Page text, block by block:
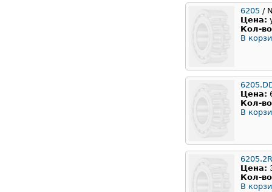
6205 /
Цена:
Кол-
В
Цена:
Кол-
В
Цена:
Кол-
В